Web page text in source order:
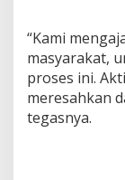
“Kami
masyarakat,
proses ini.
meresahkan
tegasnya.